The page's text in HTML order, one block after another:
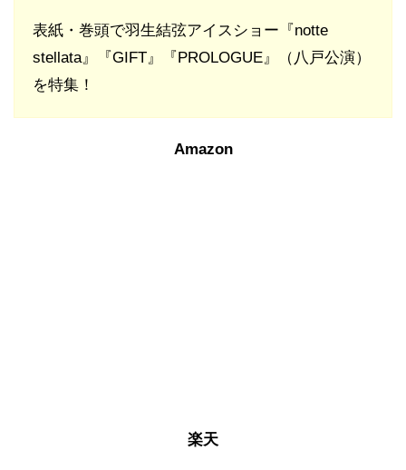
表紙・巻頭で羽生結弦アイスショー『notte
stellata』『GIFT』『PROLOGUE』（八戸公演）
を特集！
Amazon
楽天